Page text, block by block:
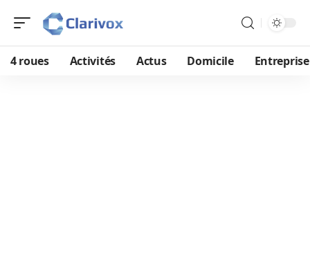
4 roues Activités Actus Domicile Entreprise